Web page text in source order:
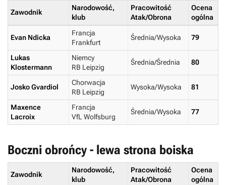
Zawodnik
Narodowość,
klub
Pracowitość
Atak/Obrona
Ocena
ogólna
Evan Ndicka
Francja
Frankfurt
Średnia/Wysoka 79
Lukas
Klostermann
Niemcy
RB Leipzig
Średnia/Średnia 80
Josko Gvardiol
Chorwacja
RB Leipzig
Wysoka/Wysoka 81
Maxence
Lacroix
Francja
VfL Wolfsburg
Średnia/Wysoka 77
Boczni obrońcy - lewa strona boiska
Zawodnik
Narodowość,
klub
Pracowitość
Atak/Obrona
Ocena
ogólna